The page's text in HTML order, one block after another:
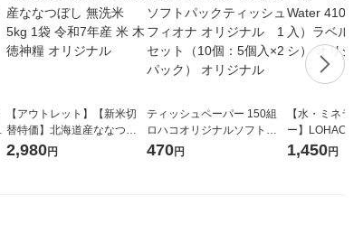
【アウトレット】【新米切
替特価】北海道産ななつぼ
し 無洗米 5kg 1袋 令和7年産
2,980円
ティッシュペーパー 150組
ロハコオリジナルソフトパ
ックティッシュ フィオナ オ
470円
【水・ミネラ
ー】LOHACO
1箱（20本入
1,450円